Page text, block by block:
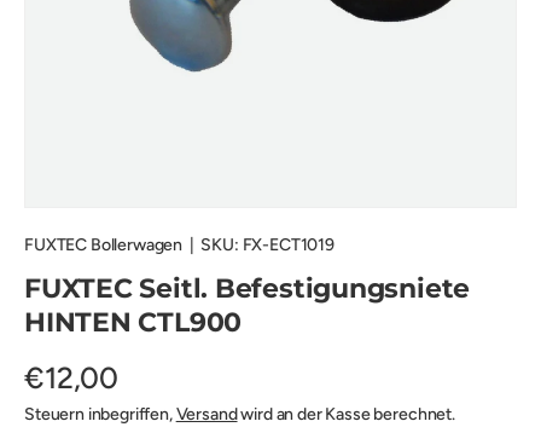
FUXTEC Bollerwagen SKU: FX-ECT1019
FUXTEC Seitl. Befestigungsniete
HINTEN CTL900
€12,00
Steuern inbegriffen,Versandwird an der Kasse berechnet.